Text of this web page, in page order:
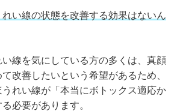
い線の状態を改善する効果はないん
線を気にしている方の多くは、真顔
改善したいという希望があるため、
れい線が「本当にボトックス適応か
必要があります。